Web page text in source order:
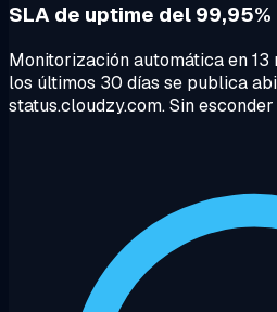
SLA de uptime del 99,95%
Monitorización automática en 13
los últimos 30 días se publica
status.cloudzy.com. Sin esconder